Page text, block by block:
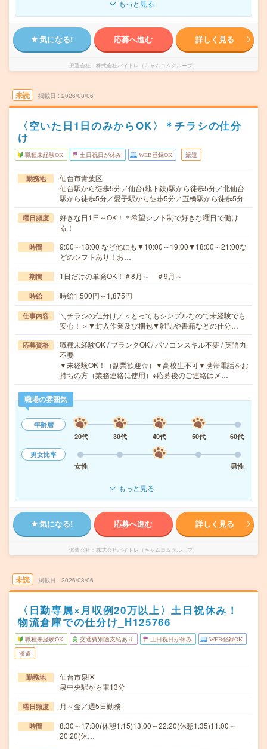
もっと見る
気になる! 応募へ進む 詳しく見る
派遣会社 株式会社バイトレ（キャムコムグループ）
未読 掲載日 2026/08/06
〈空いた日1日のみからOK〉＊チラシの仕分
け
職種未経験OK 土日祝日が休み WEB登録OK 派遣
勤務地
仙台市青葉区
仙台駅から徒歩5分／仙台(地下鉄)駅から徒歩5分／北仙台
駅から徒歩5分／愛子駅から徒歩5分／五橋駅から徒歩5分
曜日頻度
好きな日1日～OK！＊希望シフト制で好きな曜日で働け
る！
時間
9:00～18:00 など他にも▼10:00～19:00▼18:00～21:00な
どのシフトあり！お…
期間 1日だけの単発OK！＃8月～ ＃9月～
時給 時給1,500円～1,875円
仕事内容
＼チラシの仕分け／＜とってもシンプルなので未経験でも
安心！＞▼封入作業及び梱包▼雑誌や書籍などの仕分…
応募資格
職種未経験OK / ブランクOK / パソコンスキル不要 / 英語力
不要
▼未経験OK！（副業歓迎☆）▼高校生不可▼携帯電話をお
持ちの方（業務連絡に使用）※応募後のご連絡はメ…
職場の雰囲気
年齢層
20代
30代 40代 50代
60代
男女比率
女性
男性
もっと見る
気になる! 応募へ進む 詳しく見る
派遣会社 株式会社バイトレ（キャムコムグループ）
未読 掲載日 2026/08/06
〈日勤専属×月収例20万以上〉土日祝休み！
物流倉庫での仕分け_H125766
職種未経験OK 交通費別途支給あり 土日祝日が休み WEB登録OK
派遣
勤務地
仙台市泉区
泉中央駅から車13分
曜日頻度 月～金／週5日勤務
時間
8:30～17:30(休憩1:15)13:00～22:20(休憩1:35)11:00～
20:20(休…